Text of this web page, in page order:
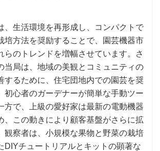
、生活環境を再形成し、コンパクトで
培方法を奨励することで、園芸機器市
らのトレンドを増幅させています。さ
当局は、地域の美観とコミュニティの
するために、住宅団地内での園芸を奨
初心者のガーデナーが簡単な手動ツー
方で、上級の愛好家は最新の電動機器
、この動きにより顧客基盤がさらに拡
観察者は、小規模な果物と野菜の栽培
DIYチュ​​ートリアルとキットの顕著な